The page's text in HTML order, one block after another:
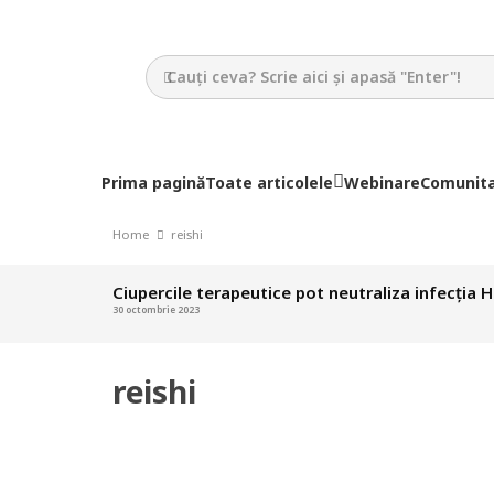
Prima paginăToate articolele Webinare
Home reishi
Ciupercile terapeutice pot neutraliza infecția
30 octombrie 2023
reishi